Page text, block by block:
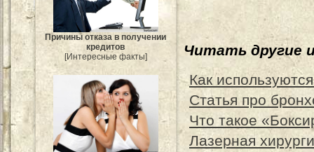
Причины отказа в получении
кредитов
[Интересные факты]
Читать другие
Как
Статья про
Что такое
Лазерная